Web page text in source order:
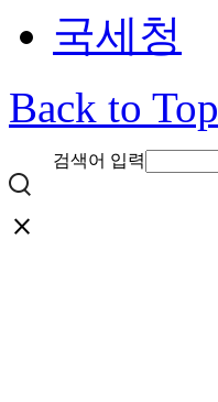
국세청
Back to Top
검색어 입력
close